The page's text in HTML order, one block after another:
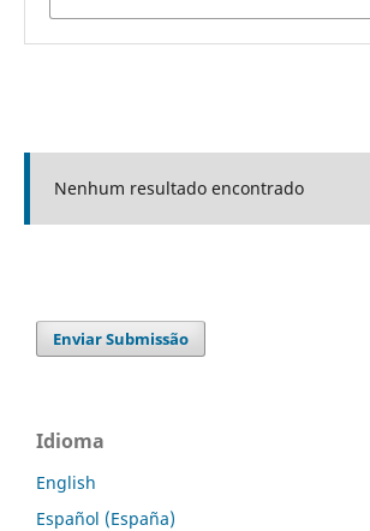
Nenhum resultado encontrado
Enviar Submissão
Idioma
English
Español (España)